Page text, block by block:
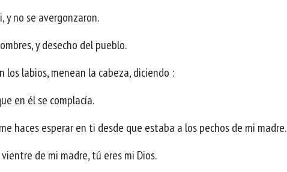
y no se avergonzaron.
y desecho del pueblo.
los labios, menean la cabeza, diciendo :
en él se complacía.
haces esperar en ti desde que estaba a los pechos de mi madre.
de mi madre, tú eres mi Dios.